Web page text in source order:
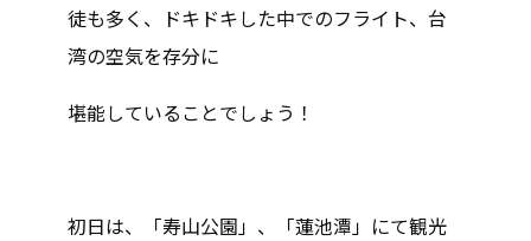
徒も多く、ドキドキした中でのフライト、台
湾の空気を存分に
堪能していることでしょう！
初日は、「寿山公園」、「蓮池潭」にて観光